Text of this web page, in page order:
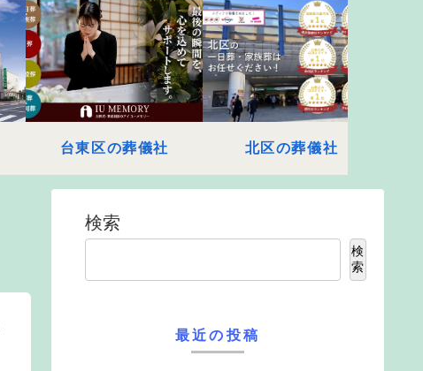
台東区の葬儀社 北区の葬儀社
検索
検
索
最近の投稿